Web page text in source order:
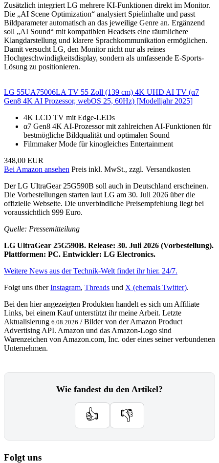
Zusätzlich integriert LG mehrere KI-Funktionen direkt im Monitor.
Die „AI Scene Optimization“ analysiert Spielinhalte und passt
Bildparameter automatisch an das jeweilige Genre an. Ergänzend
soll „AI Sound“ mit kompatiblen Headsets eine räumlichere
Klangdarstellung und klarere Sprachkommunikation ermöglichen.
Damit versucht LG, den Monitor nicht nur als reines
Hochgeschwindigkeitsdisplay, sondern als umfassende E-Sports-
Lösung zu positionieren.
LG 55UA75006LA TV 55 Zoll (139 cm) 4K UHD AI TV (α7
Gen8 4K AI Prozessor, webOS 25, 60Hz) [Modelljahr 2025]
4K LCD TV mit Edge-LEDs
α7 Gen8 4K AI-Prozessor mit zahlreichen AI-Funktionen für
bestmögliche Bildqualität und optimalen Sound
Filmmaker Mode für kinogleiches Entertainment
348,00 EUR
Bei Amazon ansehen Preis inkl. MwSt., zzgl. Versandkosten
Der LG UltraGear 25G590B soll auch in Deutschland erscheinen.
Die Vorbestellungen starten laut LG am 30. Juli 2026 über die
offizielle Webseite. Die unverbindliche Preisempfehlung liegt bei
voraussichtlich 999 Euro.
Quelle: Pressemitteilung
LG UltraGear 25G590B. Release: 30. Juli 2026 (Vorbestellung).
Plattformen: PC. Entwickler: LG Electronics.
Weitere News aus der Technik-Welt findet ihr hier. 24/7.
Folgt uns überInstagram, Threads und X (ehemals Twitter).
Bei den hier angezeigten Produkten handelt es sich um Affiliate
Links, bei einem Kauf unterstützt ihr meine Arbeit. Letzte
Aktualisierung 6.08.2026 / Bilder von der Amazon Product
Advertising API. Amazon und das Amazon-Logo sind
Warenzeichen von Amazon.com, Inc. oder eines seiner verbundenen
Unternehmen.
Wie fandest du den Artikel?
👍 👎
Folgt uns